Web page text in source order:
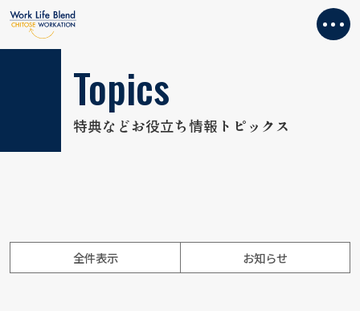
特典などお役立ち情報トピックス
全件表示 お知らせ